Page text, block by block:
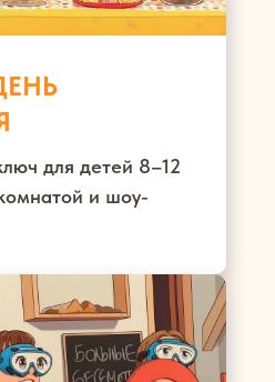
для детей 8–12
и шоу-